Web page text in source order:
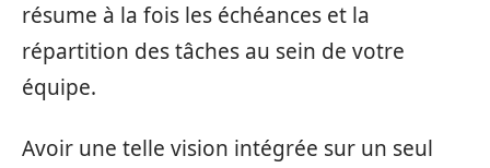
résume à la fois les échéances et la
répartition des tâches au sein de votre
équipe.
Avoir une telle vision intégrée sur un seul